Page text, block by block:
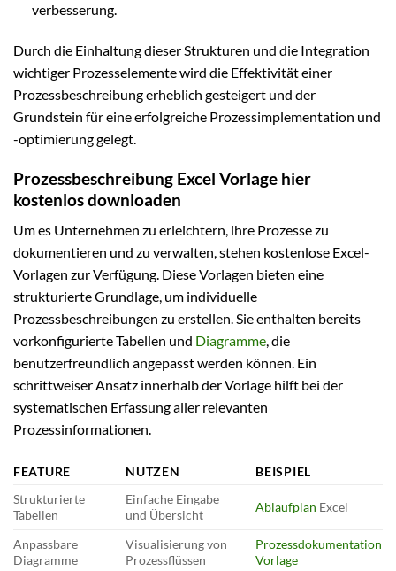
verbesserung.
Durch die Einhaltung dieser Strukturen und die Integration
wichtiger Prozesselemente wird die Effektivität einer
Prozessbeschreibung erheblich gesteigert und der
Grundstein für eine erfolgreiche Prozessimplementation und
-optimierung gelegt.
Prozessbeschreibung Excel Vorlage hier
kostenlos downloaden
Um es Unternehmen zu erleichtern, ihre Prozesse zu
dokumentieren und zu verwalten, stehen kostenlose Excel-
Vorlagen zur Verfügung. Diese Vorlagen bieten eine
strukturierte Grundlage, um individuelle
Prozessbeschreibungen zu erstellen. Sie enthalten bereits
vorkonfigurierte Tabellen und Diagramme, die
benutzerfreundlich angepasst werden können. Ein
schrittweiser Ansatz innerhalb der Vorlage hilft bei der
systematischen Erfassung aller relevanten
Prozessinformationen.
FEATURE NUTZEN
BEISPIEL
Strukturierte
Tabellen
Einfache Eingabe
und Übersicht
Ablaufplan Excel
Anpassbare
Diagramme
Visualisierung von
Prozessflüssen
Prozessdokumentation
Vorlage